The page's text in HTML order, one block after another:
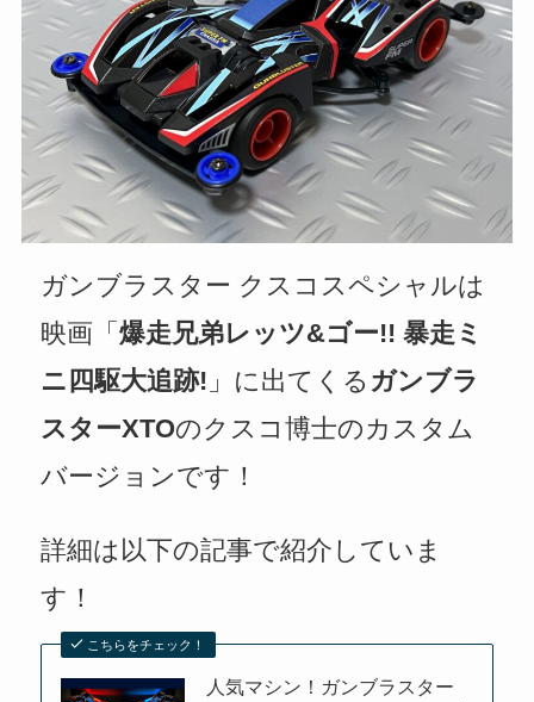
ガンブラスター クスコスペシャルは
映画「爆走兄弟レッツ&ゴー!! 暴走ミ
ニ四駆大追跡! 」に出てくる ガンブラ
スターXTOのクスコ博士のカスタム
バージョンです！
詳細は以下の記事で紹介していま
す！
こちらをチェック！
人気マシン！ガンブラスター